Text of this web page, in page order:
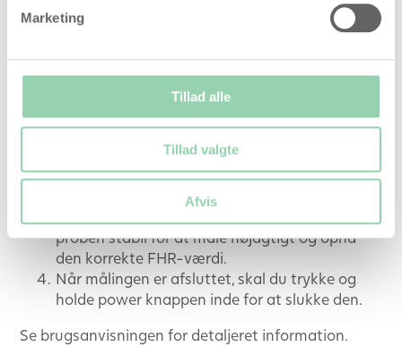
Marketing
Tillad alle
Tillad valgte
Afvis
fosterets hjertefrekvens ved at føle fosterets
position med hænderne. Påfør en passende
probens akustiske overflade; sæt probens
akustiske overflade til den gravide kvindes
mave, og bevæg proben langsomt for at opnå
et optimalt lydsignal. Juster lydstyrken efter
Når du har hørt tydelig og regelmæssig
fosterhjertelyd, vises et blinkende
proben stabil for at måle nøjagtigt og opnå
den korrekte FHR-værdi.
Når målingen er afsluttet, skal du trykke og
holde power knappen inde for at slukke den.
Se brugsanvisningen for detaljeret information.